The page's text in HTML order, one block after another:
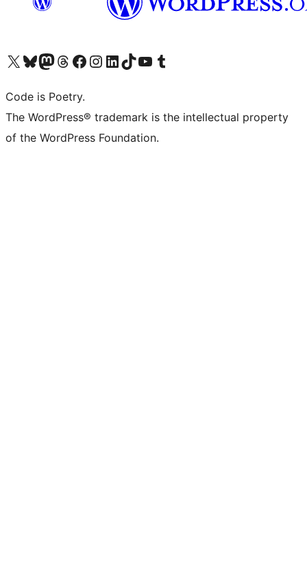
Visita il nostro account X (ex Twitter)
Visita il nostro account Bluesky
Visita il nostro account Mastodon
Visita il nostro account Threads
Visita la nostra pagina Facebook
Visita il nostro account Instagram
Visita il nostro account LinkedIn
Visita il nostro account TikTok
Visita il nostro canale YouTube
Visita il nostro account Tumblr
Code is Poetry.
The WordPress® trademark is the intellectual property
of the WordPress Foundation.